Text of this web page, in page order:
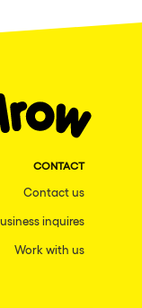
CONTACT
Contact us
inquires
Work with us